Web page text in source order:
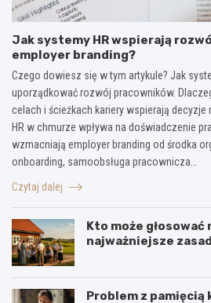
Jak systemy HR wspierają
employer branding?
Czego dowiesz się w tym artykule? Jak
uporządkować rozwój pracowników.
celach i ścieżkach kariery wspierają decyzje
HR w chmurze wpływa na doświadczenie
wzmacniają employer branding od środka
onboarding, samoobsługa pracownicza…
Czytaj dalej
Kto może głosować
najważniejsze
Problem z pamięcią